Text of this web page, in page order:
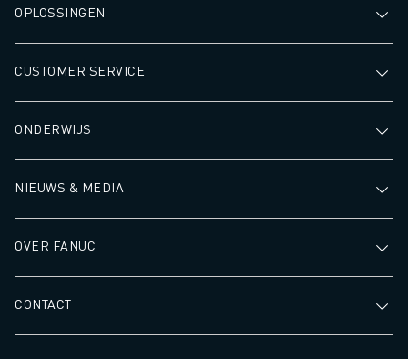
OPLOSSINGEN
CUSTOMER SERVICE
ONDERWIJS
NIEUWS & MEDIA
OVER FANUC
CONTACT